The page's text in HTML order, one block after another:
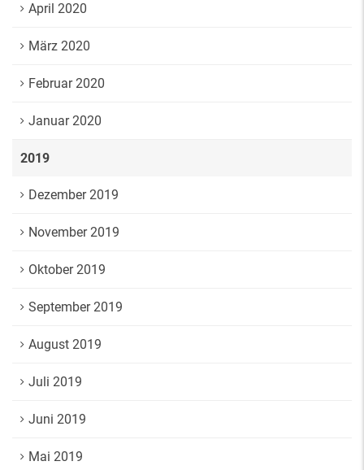
April 2020
März 2020
Februar 2020
Januar 2020
2019
Dezember 2019
November 2019
Oktober 2019
September 2019
August 2019
Juli 2019
Juni 2019
Mai 2019